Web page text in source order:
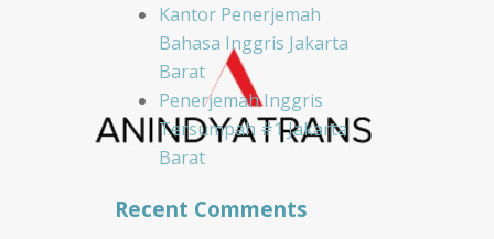
Kantor Penerjemah
Bahasa Inggris Jakarta
Barat
Penerjemah Inggris
Tersumpah #1 Jakarta
Barat
Recent Comments